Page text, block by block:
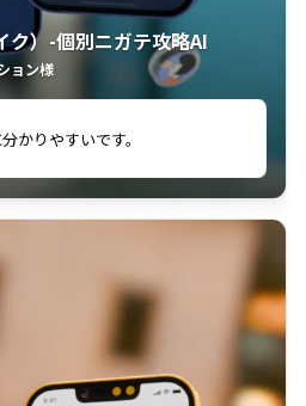
）-個別ニガテ攻略AI
ョン様
せていただいているが、復習する
いる。
かりやすいです。